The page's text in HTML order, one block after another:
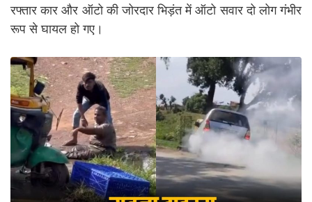
रफ्तार कार और ऑटो की जोरदार भिड़ंत में ऑटो सवार दो लोग गंभीर
रूप से घायल हो गए।